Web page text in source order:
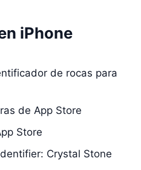
iPhone
de rocas para
de App Store
Store
Crystal Stone